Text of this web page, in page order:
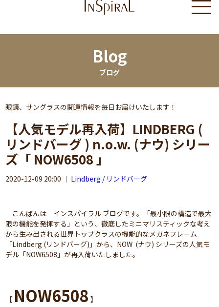
Blog
ブログ
眼鏡、サングラスの関連情報を毎日お届けいたします！
【人気モデル再入荷】LINDBERG (
リンドバーグ ) n.o.w. (ナウ) シリー
ズ「 NOW6508 」
2020-12-09 20:00 ｜ Lindberg / リンドバーグ
こんばんは インスパイラル ブログです。「最小限の構造で最大
限の機能を発揮する」という、徹底したミニマリスティックな考え
から生み出される世界トップクラスの機能的なメガネフレーム
「Lindberg (リンドバーグ)」から、NOW (ナウ) シリーズの人気モ
デル「NOW6508」が再入荷いたしました。
【 NOW6508 】